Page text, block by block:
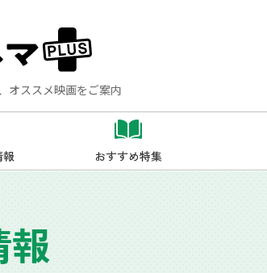
オススメ映画をご案内
報 おすすめ特集
報